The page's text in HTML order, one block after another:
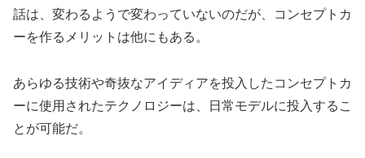
話は、変わるようで変わっていないのだが、コンセプトカ
ーを作るメリットは他にもある。
あらゆる技術や奇抜なアイディアを投入したコンセプトカ
ーに使用されたテクノロジーは、日常モデルに投入するこ
とが可能だ。